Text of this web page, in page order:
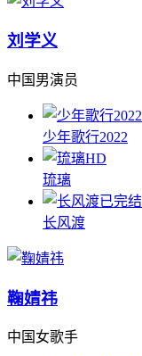
刘学义
中国男演员
少年歌行2022
HD
琉璃
已完结
长风渡
鞠婧祎
中国女歌手